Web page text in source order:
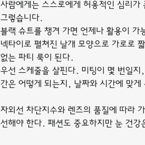
사람에게는 스스로에게 허용적인 심리
그렇습니다.
블랙 슈트를 챙겨 가면 언제나 활용이
넥타이로 펼쳐진 날개 모양으로 가로로
없는 파티 룩이 된다.
우선 스케줄을 살핀다. 미팅이 몇 번일
간은 어떻게 되는지, 날짜와 시간에 맞게
자외선 차단지수와 렌즈의 품질에 따라
선해야 한다. 패션도 중요하지만 눈 건강